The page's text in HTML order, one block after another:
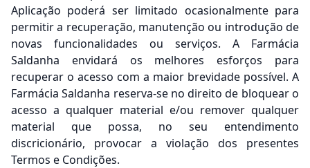
Aplicação poderá ser limitado ocasionalmente para
permitir a recuperação, manutenção ou introdução de
novas funcionalidades ou serviços. A Farmácia
Saldanha envidará os melhores esforços para
recuperar o acesso com a maior brevidade possível. A
Farmácia Saldanha reserva-se no direito de bloquear o
acesso a qualquer material e/ou remover qualquer
material que possa, no seu entendimento
discricionário, provocar a violação dos presentes
Termos e Condições.